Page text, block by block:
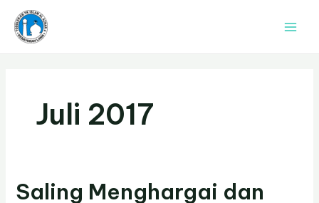
Lewati
konten
Juli 2017
Saling Menghargai dan
Saling